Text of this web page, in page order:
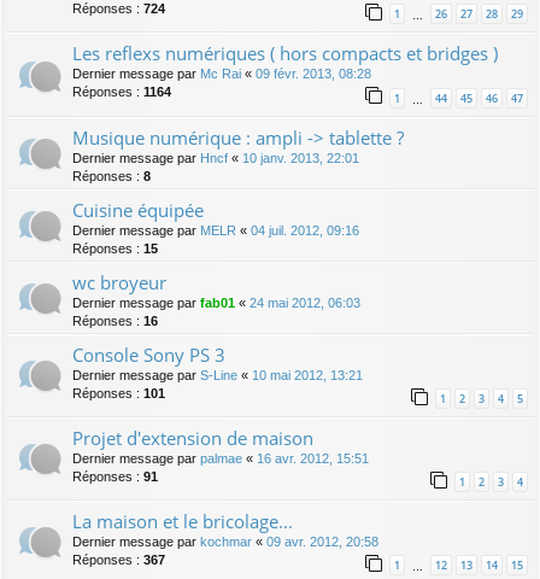
Réponses : 724 1 … 26 27 28 29
Les reflexs numériques ( hors compacts et bridges )
Dernier message par Mc Rai « 09 févr. 2013, 08:28
Réponses : 1164 1 44 45 46 47
Musique numérique : ampli -> tablette ?
Dernier message par Hncf « 10 janv. 2013, 22:01
Réponses : 8
Cuisine équipée
Dernier message par MELR « 04 juil. 2012, 09:16
Réponses : 15
wc broyeur
Dernier message par fab01 « 24 mai 2012, 06:03
Réponses : 16
Console Sony PS 3
Dernier message par S-Line « 10 mai 2012, 13:21
Réponses : 101 1 2 3 4 5
Projet d'extension de maison
Dernier message par palmae « 16 avr. 2012, 15:51
Réponses : 91 1 2 3 4
La maison et le bricolage...
Dernier message par kochmar « 09 avr. 2012, 20:58
Réponses : 367 1 12 13 14 15